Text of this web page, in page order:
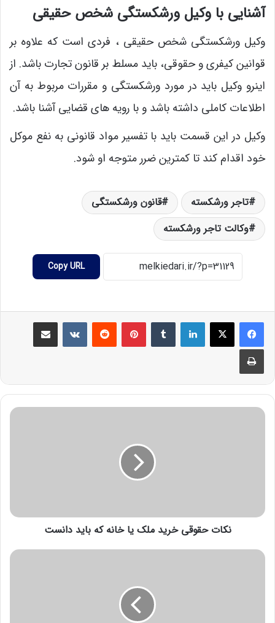
آشنایی با وکیل ورشکستگی شخص حقیقی
وکیل ورشکستگی شخص حقیقی ، فردی است که علاوه بر
قوانین کیفری و حقوقی، باید مسلط بر قانون تجارت باشد. از
اینرو وکیل باید در مورد ورشکستگی و مقررات مربوط به آن
اطلاعات کاملی داشته باشد و با رویه های قضایی آشنا باشد.
وکیل در این قسمت باید با تفسیر مواد قانونی به نفع موکل
خود اقدام کند تا کمترین ضرر متوجه او شود.
تاجر ورشکسته
قانون ورشکستگی
وکالت تاجر ورشکسته
Copy URL
نکات حقوقی خرید ملک یا خانه که باید دانست